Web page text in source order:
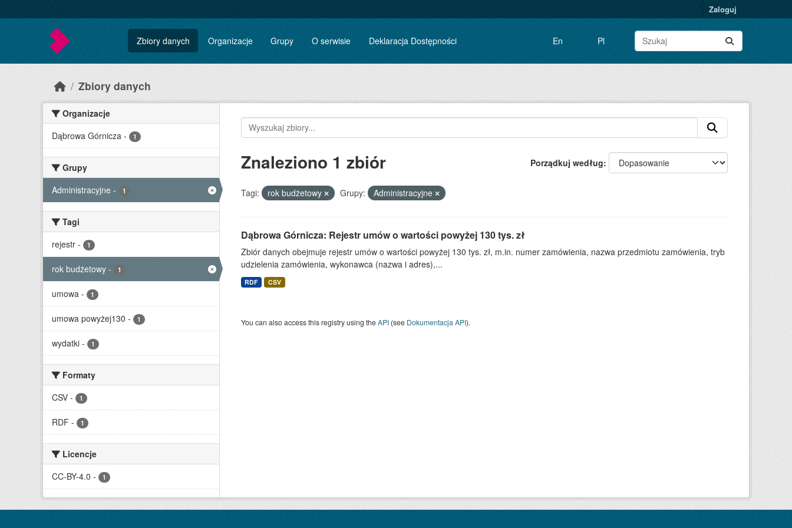
Zaloguj
Zbiory danych Organizacje Grupy O serwisie Deklaracja Dostępności En Pl
Zbiory danych
Organizacje
Dąbrowa Górnicza - 1
Grupy
Administracyjne - 1
Tagi
rejestr - 1
rok budżetowy - 1
umowa - 1
umowa powyżej130 - 1
wydatki - 1
Formaty
CSV - 1
RDF - 1
Licencje
CC-BY-4.0 - 1
Porządkuj według
Znaleziono 1 zbiór
Tagi: rok budżetowy Grupy: Administracyjne
Dąbrowa Górnicza: Rejestr umów o wartości powyżej 130 tys. zł
Zbiór danych obejmuje rejestr umów o wartości powyżej 130 tys. zł, m.in. numer zamówienia, nazwa przedmiotu zamówienia, tryb
udzielenia zamówienia, wykonawca (nazwa i adres),...
RDF CSV
You can also access this registry using theAPI(see Dokumentacja API).